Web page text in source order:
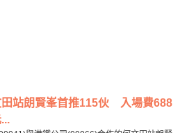
田站朗賢峯首推115伙 入場費688